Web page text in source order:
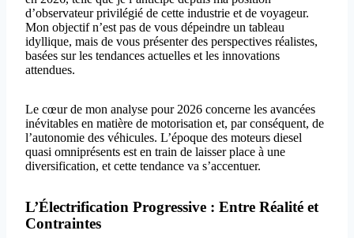
d’observateur privilégié de cette industrie et de voyageur.
Mon objectif n’est pas de vous dépeindre un tableau
idyllique, mais de vous présenter des perspectives réalistes,
basées sur les tendances actuelles et les innovations
attendues.
Le cœur de mon analyse pour 2026 concerne les avancées
inévitables en matière de motorisation et, par conséquent, de
l’autonomie des véhicules. L’époque des moteurs diesel
quasi omniprésents est en train de laisser place à une
diversification, et cette tendance va s’accentuer.
L’Électrification Progressive : Entre Réalité et
Contraintes